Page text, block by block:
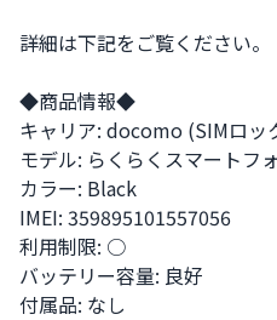
詳細は下記をご覧ください。
◆商品情報◆
キャリア: docomo (SIMロッ
モデル: らくらくスマートフ
カラー: Black
IMEI: 359895101557056
利用制限: ○
バッテリー容量: 良好
付属品: なし